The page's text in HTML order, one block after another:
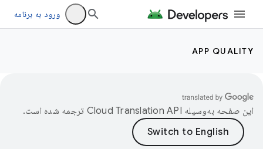
ورود به برنامه
APP QUALITY
این صفحه به‌وسیله ترجمه شده است.